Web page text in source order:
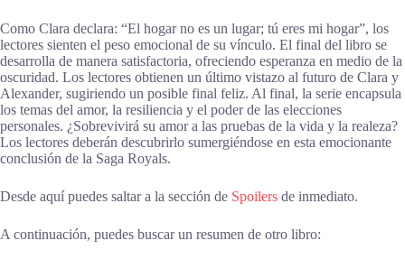
Como Clara declara: “El hogar no es un lugar; tú eres mi hogar”, los
lectores sienten el peso emocional de su vínculo. El final del libro se
desarrolla de manera satisfactoria, ofreciendo esperanza en medio de la
oscuridad. Los lectores obtienen un último vistazo al futuro de Clara y
Alexander, sugiriendo un posible final feliz. Al final, la serie encapsula
los temas del amor, la resiliencia y el poder de las elecciones
personales. ¿Sobrevivirá su amor a las pruebas de la vida y la realeza?
Los lectores deberán descubrirlo sumergiéndose en esta emocionante
conclusión de la Saga Royals.
Desde aquí puedes saltar a la sección de Spoilers de inmediato.
A continuación, puedes buscar un resumen de otro libro: